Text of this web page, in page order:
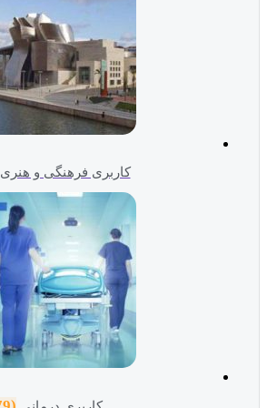
کاربری فرهنگی و هنری